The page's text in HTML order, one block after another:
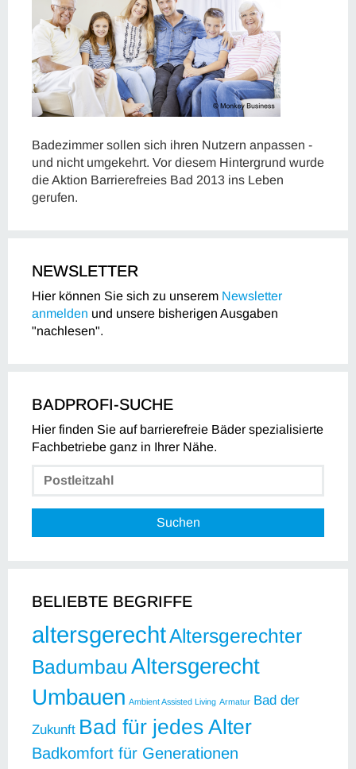
Badezimmer sollen sich ihren Nutzern anpassen -
und nicht umgekehrt. Vor diesem Hintergrund wurde
die Aktion Barrierefreies Bad 2013 ins Leben
gerufen.
NEWSLETTER
Hier können Sie sich zu unserem Newsletter
anmelden und unsere bisherigen Ausgaben
"nachlesen".
BADPROFI-SUCHE
Hier finden Sie auf barrierefreie Bäder spezialisierte
Fachbetriebe ganz in Ihrer Nähe.
Suchen
BELIEBTE BEGRIFFE
altersgerechtAltersgerechter
Badumbau Altersgerecht
Umbauen Ambient Assisted Living Armatur Bad der
Zukunft Bad für jedes Alter
Badkomfort für Generationen